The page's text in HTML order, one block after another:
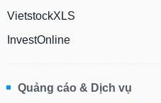
VietstockXLS
InvestOnline
Quảng cáo & Dịch vụ